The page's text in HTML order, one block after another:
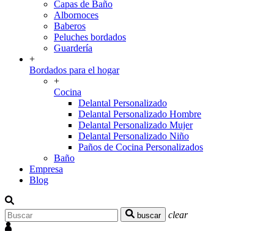
Capas de Baño
Albornoces
Baberos
Peluches bordados
Guardería
+
Bordados para el hogar
+
Cocina
Delantal Personalizado
Delantal Personalizado Hombre
Delantal Personalizado Mujer
Delantal Personalizado Niño
Paños de Cocina Personalizados
Baño
Empresa
Blog
buscar clear